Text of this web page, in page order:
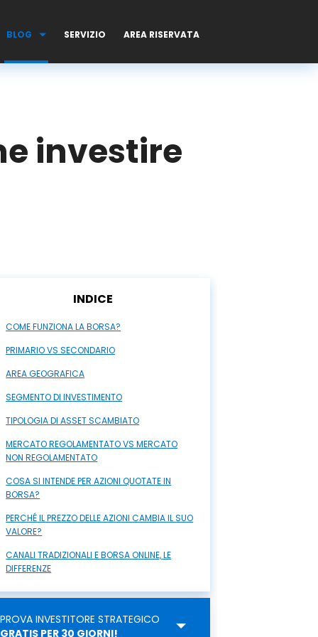
BLOG SERVIZIO AREA RISERVATA
investire
INDICE
COME FUNZIONA LA BORSA?
PRIMARIO VS SECONDARIO
AREA GEOGRAFICA
SEGMENTO DI INVESTIMENTO
TIPOLOGIA DI ASSET SCAMBIATO
MERCATO REGOLAMENTATO VS MERCATO
NON REGOLAMENTATO
COSA SI INTENDE PER AZIONI QUOTATE IN
BORSA?
PERCHÉ IL PREZZO DELLE AZIONI CAMBIA IL SUO
VALORE?
CANALI TRADIZIONALI E BORSA ONLINE, LE
DIFFERENZE
PROVA INVESTITORE STRATEGICO
GRATIS PER 30 GIORNI!